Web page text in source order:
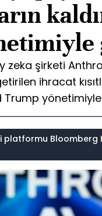
zeka şirketi
ihracat
Trump
platformu Bloomberg